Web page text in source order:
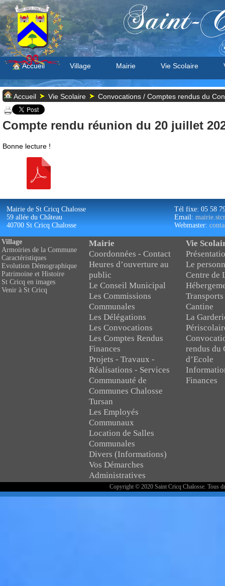
Saint-
Accueil Village Mairie Vie Scolaire
Accueil Vie Scolaire Convocations / Comptes rendus du
Compte rendu réunion du 20 juillet
Bonne lecture !
Mairie de St Cricq Chalosse
59 allée du Château
40700 St Cricq Chalosse
Tél fixe: 05 58
Email:
Webmaster:
Village
Armoiries de la Commune
Caractéristiques
Evolution Démographique
Patrimoine et Histoire
St Cricq en images
Venir à St Cricq
Mairie
Coordonnées - Contact
Heures d’ouverture au
public
Le Conseil Municipal
Les Commissions
Communales
Les Délégations
Les Convocations
Les Comptes Rendus
Finances
Projets - Travaux -
Réalisations - Services
Communauté de
Communes Chalosse
Tursan
Les Employés
Communaux
Location de Salles
Communales
Divers (Informations)
Vos Démarches
Administratives
Vie
Le
Centre de
Cantine
La
rendus du
d’Ecole
Finances
Copyright © 2020 Saint Cricq Chalosse. Tous